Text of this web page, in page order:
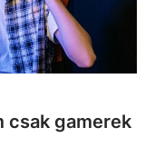
csak gamerek